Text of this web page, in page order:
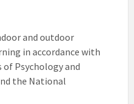
and outdoor
in accordance with
of Psychology and
the National